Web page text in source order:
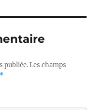
publiée. Les champs
*